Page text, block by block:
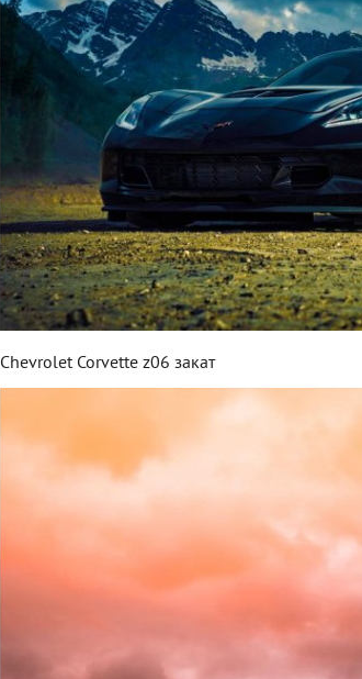
Chevrolet Corvette z06 закат